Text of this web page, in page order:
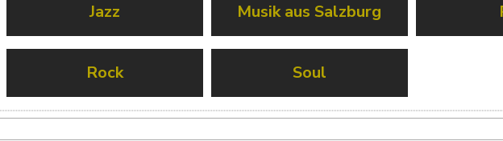
Jazz Musik aus Salzburg
Rock Soul